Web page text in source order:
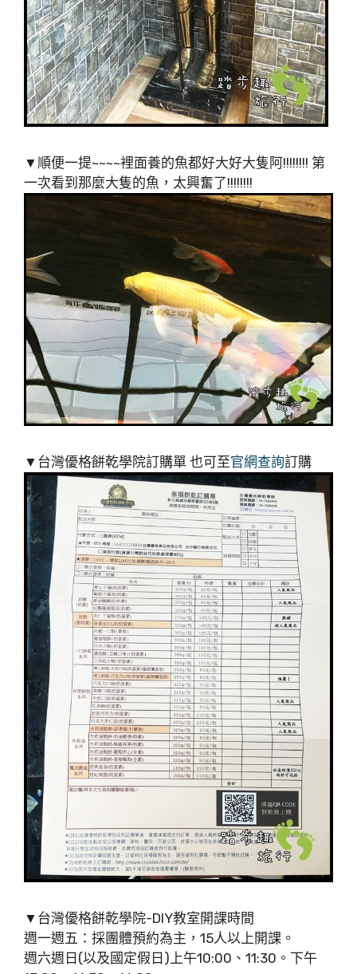
▼順便一提~~~~裡面養的魚都好大好大隻阿!!!!!!!! 第
一次看到那麼大隻的魚，太興奮了!!!!!!!!
▼台灣優格餅乾學院訂購單 也可至官網查詢訂購
▼台灣優格餅乾學院-DIY教室開課時間
週一週五：採團體預約為主，15人以上開課。
週六週日(以及國定假日)上午10:00、11:30。下午